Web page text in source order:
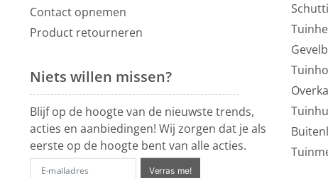
Contact opnemen
Product retourneren
Niets willen missen?
Blijf op de hoogte van de nieuwste trends,
acties en aanbiedingen! Wij zorgen dat je als
eerste op de hoogte bent van alle acties.
Verras me!